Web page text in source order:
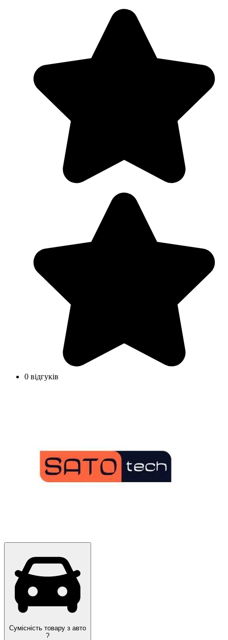
0 відгуків
Сумісність товару з авто
?